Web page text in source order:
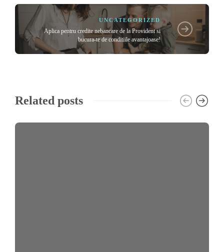
UNCATEGORIZED
Aplica pentru credite nebancare de la Provident si
bucura-te de conditiile avantajoase!
Related posts